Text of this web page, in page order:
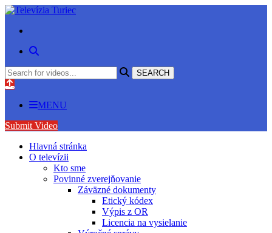
MENU
Submit Video
Hlavná stránka
O televízii
Kto sme
Povinné zverejňovanie
Záväzné dokumenty
Etický kódex
Výpis z OR
Licencia na vysielanie